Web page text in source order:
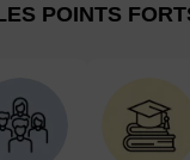
POINTS